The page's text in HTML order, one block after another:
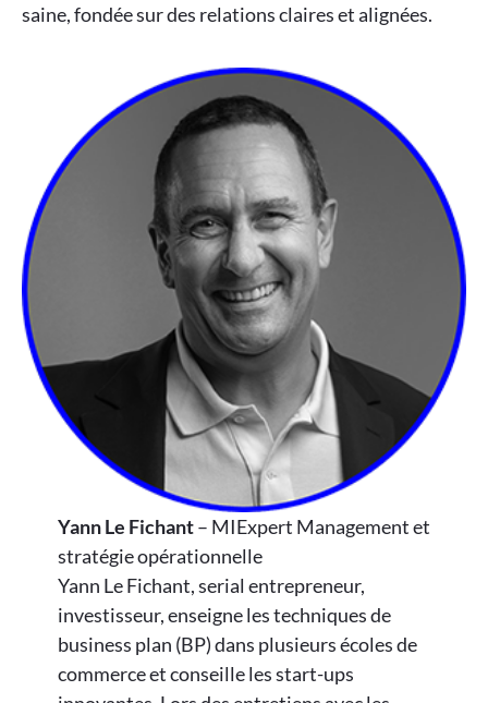
saine, fondée sur des relations claires et alignées.
Yann Le Fichant– MIExpert Management et
stratégie opérationnelle
Yann Le Fichant, serial entrepreneur,
investisseur, enseigne les techniques de
business plan (BP) dans plusieurs écoles de
commerce et conseille les start-ups